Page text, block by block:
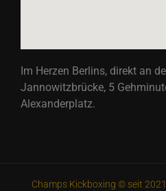
Im Herzen Berlins, direkt an
Jannowitzbrücke, 5
Alexanderplatz.
Champs Kickboxing © seit 2021